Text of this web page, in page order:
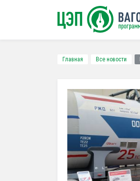
Главная Все новости